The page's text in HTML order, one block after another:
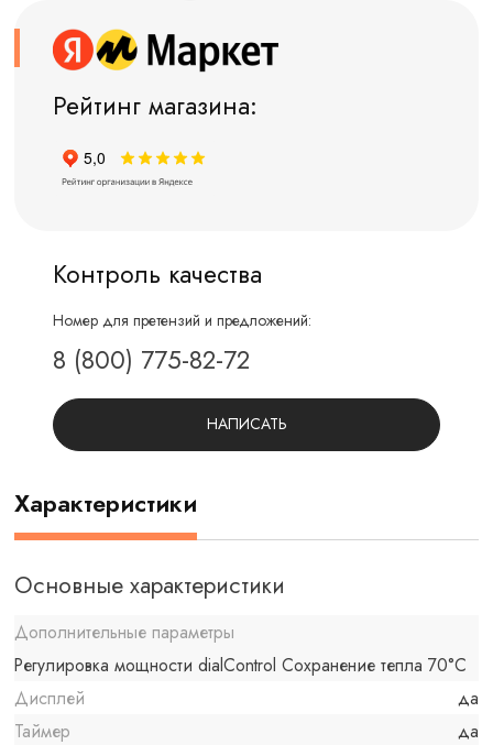
Рейтинг магазина:
Контроль качества
Номер для претензий и предложений:
8 (800) 775-82-72
НАПИСАТЬ
Характеристики
Основные характеристики
Дополнительные параметры
Регулировка мощности dialControl Сохранение тепла 70°C
Дисплей
да
Таймер
да